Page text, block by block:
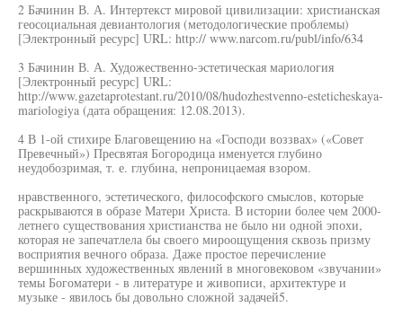
2 Бачинин В. А. Интертекст мировой цивилизации: христианская
геосоциальная девиантология (методологические проблемы)
[Электронный ресурс] URL: http:// www.narcom.ru/publ/info/634
3 Бачинин В. А. Художественно-эстетическая мариология
[Электронный ресурс] URL:
http://www.gazetaprotestant.ru/2010/08/hudozhestvenno-esteticheskaya-
mariologiya (дата обращения: 12.08.2013).
4 В 1-ой стихире Благовещению на «Господи воззвах» («Совет
Превечный») Пресвятая Богородица именуется глубино
неудобозримая, т. е. глубина, непроницаемая взором.
нравственного, эстетического, философского смыслов, которые
раскрываются в образе Матери Христа. В истории более чем 2000-
летнего существования христианства не было ни одной эпохи,
которая не запечатлела бы своего мироощущения сквозь призму
восприятия вечного образа. Даже простое перечисление
вершинных художественных явлений в многовековом «звучании»
темы Богоматери - в литературе и живописи, архитектуре и
музыке - явилось бы довольно сложной задачей5.